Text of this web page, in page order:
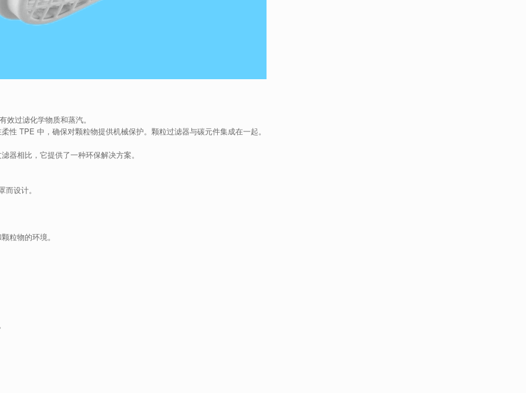
过滤化学物质和蒸汽。
性 TPE 中，确保对颗粒物提供机械保护。颗粒过滤器与碳元件集成在一起。
器相比，它提供了一种环保解决方案。
设计。
粒物的环境。